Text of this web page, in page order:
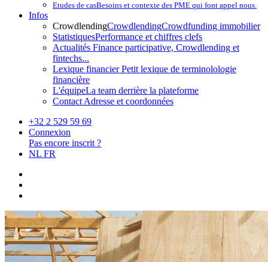
Etudes de casBesoins et contexte des PME qui font appel nous.
Infos
CrowdlendingCrowdlendingCrowdfunding immobilier
StatistiquesPerformance et chiffres clefs
Actualités Finance participative, Crowdlending et
fintechs...
Lexique financierPetit lexique de terminolologie
financière
L'équipeLa team derrière la plateforme
Contact Adresse et coordonnées
+32 2 529 59 69
Connexion
Pas encore inscrit ?
NL FR